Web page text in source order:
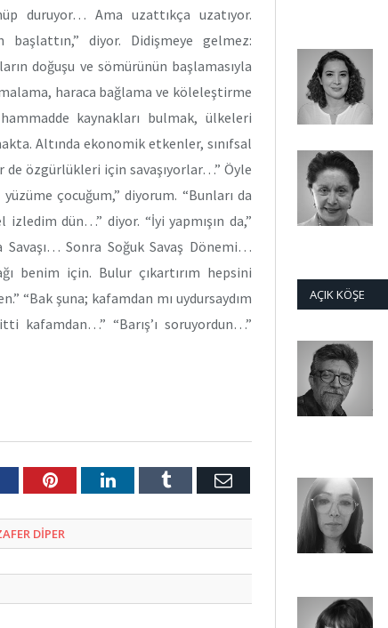
duruyor… Ama uzattıkça uzatıyor.
başlattın,” diyor. Didişmeye gelmez:
doğuşu ve sömürünün başlamasıyla
haraca bağlama ve köleleştirme
kaynakları bulmak, ülkeleri
Altında ekonomik etkenler, sınıfsal
de özgürlükleri için savaşıyorlar…” Öyle
çocuğum,” diyorum. “Bunları da
dün…” diyor. “İyi yapmışın da,”
Sonra Soğuk Savaş Dönemi…
benim için. Bulur çıkartırım hepsini
“Bak şuna; kafamdan mı uydursaydım
kafamdan…” “Barış’ı soruyordun…”
PinterestLinkedInTumblr E-
DIPER
AÇIK KÖŞE